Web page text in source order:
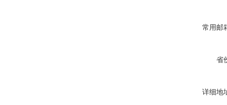
常用邮
省
详细地